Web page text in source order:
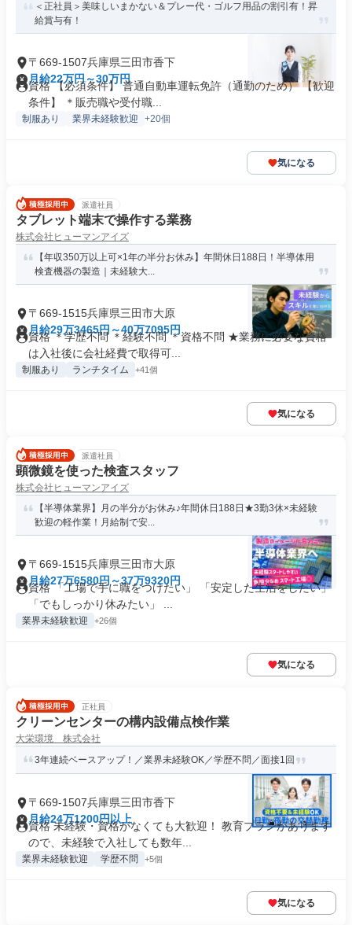
＜正社員＞美味しいまかない＆プレー代・ゴルフ用品の割引有！昇
給賞与有！
〒669-1507兵庫県三田市香下
月給22万円～30万円
資格 【必須条件】 普通自動車運転免許（通勤のため） 【歓迎
条件】 ＊販売職や受付職...
制服あり 業界未経験歓迎 +20個
気になる
派遣社員
タブレット端末で操作する業務
株式会社ヒューマンアイズ
【年収350万以上可×1年の半分お休み】年間休日188日！半導体用
検査機器の製造｜未経験大...
〒669-1515兵庫県三田市大原
月給29万3465円～40万7095円
資格 ＊学歴不問 ＊経験不問 ＊資格不問 ★業務に必要な資格
は入社後に会社経費で取得可...
制服あり ランチタイム +41個
気になる
派遣社員
顕微鏡を使った検査スタッフ
株式会社ヒューマンアイズ
【半導体業界】月の半分がお休み♪年間休日188日★3勤3休×未経験
歓迎の軽作業！月給制で安...
〒669-1515兵庫県三田市大原
月給27万6580円～37万9320円
資格 「工場で手に職をつけたい」 「安定した生活をしたい」
「でもしっかり休みたい」 ...
業界未経験歓迎 +26個
気になる
正社員
クリーンセンターの構内設備点検作業
大栄環境 株式会社
3年連続ベースアップ！／業界未経験OK／学歴不問／面接1回
〒669-1507兵庫県三田市香下
月給24万1200円以上
資格 未経験・資格がなくても大歓迎！ 教育プランがあります
ので、未経験で入社しても数年...
業界未経験歓迎 学歴不問 +5個
気になる